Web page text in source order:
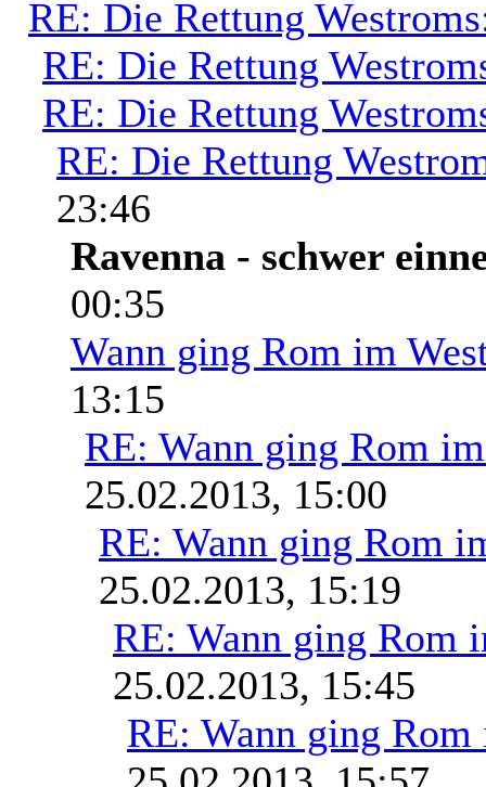
RE: Die Rettung
RE: Die Rettung
RE: Die Rettung
RE: Die Rettung
23:46
Ravenna - schwer
00:35
Wann ging Rom im
13:15
RE: Wann ging Rom
25.02.2013, 15:00
RE: Wann ging Rom
25.02.2013, 15:19
RE: Wann ging Rom
25.02.2013, 15:45
RE: Wann ging Rom